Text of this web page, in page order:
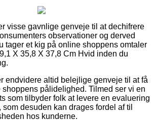
visse gavnlige genveje til at dechifrere
observationer og derved
tager et kig på online shoppens omtaler
X 35,8 X 37,8 Cm Hvid inden du
endvidere altid belejlige genveje til at få
pålidelighed. Tilmed ser vi en
som tilbyder folk at levere en evaluering
desuden kan drages fordel af til
hos kunderne.